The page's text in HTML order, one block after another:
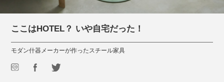
ここはHOTEL？ いや自宅だった！
モダン什器メーカーが作ったスチール家具